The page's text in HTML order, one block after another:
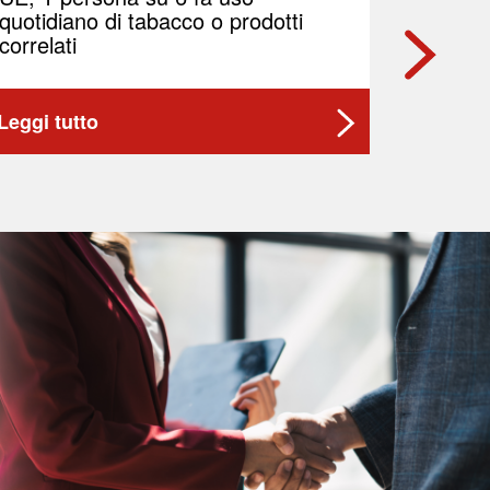
quotidiano di tabacco o prodotti
correlati
tutto